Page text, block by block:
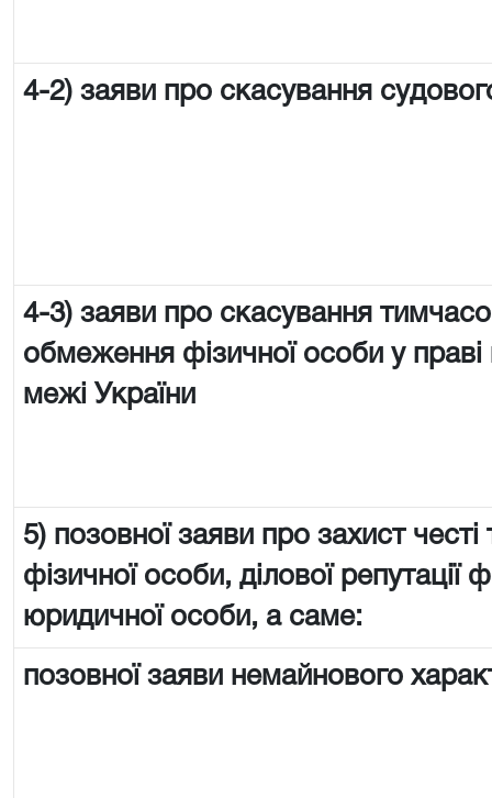
4-2) заяви про скасування
4-3) заяви про скасування
обмеження фізичної особи у праві
межі України
5) позовної заяви про захист честі
фізичної особи, ділової репутації
юридичної особи, а саме:
позовної заяви немайнового